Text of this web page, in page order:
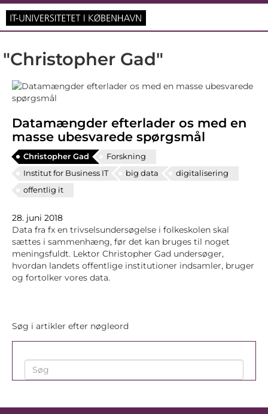
"Christopher Gad"
Datamængder efterlader os med en
masse ubesvarede spørgsmål
Christopher Gad
Forskning
Institut for Business IT
big data
digitalisering
offentlig it
28. juni 2018
Data fra fx en trivselsundersøgelse i folkeskolen skal
sættes i sammenhæng, før det kan bruges til noget
meningsfuldt. Lektor Christopher Gad undersøger,
hvordan landets offentlige institutioner indsamler, bruger
og fortolker vores data.
Søg i artikler efter nøgleord